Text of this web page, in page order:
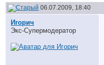
06.07.2009, 18:40
Игорич
Экс-Супермодератор